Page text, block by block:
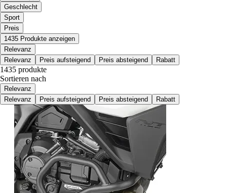
Geschlecht
Sport
Preis
1435 Produkte anzeigen
Relevanz
Relevanz
Preis aufsteigend Preis absteigend Rabatt
1435 produkte
Sortieren nach
Relevanz
Relevanz
Preis aufsteigend Preis absteigend Rabatt